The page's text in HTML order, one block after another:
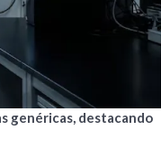
genéricas, destacando